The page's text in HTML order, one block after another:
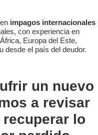
impagos internacionales
con experiencia en
Europa del Este,
desde el país del deudor.
un nuevo
a revisar
lo